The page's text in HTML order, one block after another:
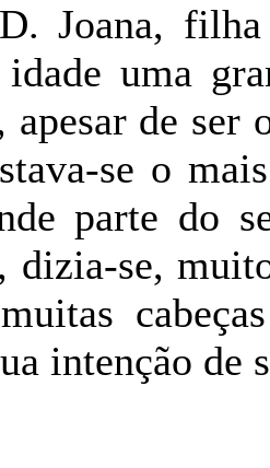
Joana,
uma
de ser
se o
parte do
dizia-se,
intenção de